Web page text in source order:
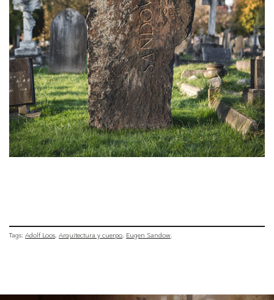
Tags: Adolf Loos Arquitectura y cuerpo Eugen Sandow